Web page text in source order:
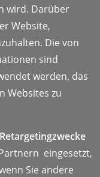
wird. Darüber
Website,
Die von
sind
werden, das
Websites zu
eingesetzt,
Sie andere